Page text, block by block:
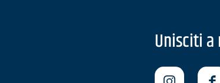
Unisciti